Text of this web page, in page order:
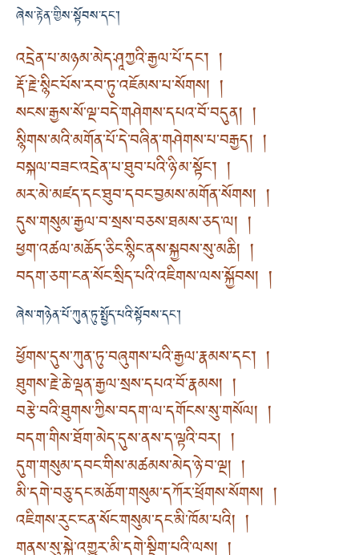
ཞེས་རྟེན་གྱིས་སྟོབས་དང་།
འདྲེན་པ་མཉམ་མེད་ཤཱཀྱའི་རྒྱལ་པོ་དང་། །
རྡོ་རྗེ་སྙིང་པོས་རབ་ཏུ་འཇོམས་པ་སོགས། །
སངས་རྒྱས་སོ་ལྔ་བདེ་གཤེགས་དཔའ་བོ་བདུན། །
སྙིགས་མའི་མགོན་པོ་དེ་བཞིན་གཤེགས་པ་བརྒྱད། །
བསྐལ་བཟང་འདྲེན་པ་ཐུབ་པའི་ཉི་མ་སྟོང་། །
མར་མེ་མཛད་དང་ཐུབ་དབང་བྱམས་མགོན་སོགས། །
དུས་གསུམ་རྒྱལ་བ་སྲས་བཅས་ཐམས་ཅད་ལ། །
ཕྱག་འཚལ་མཆོད་ཅིང་སྙིང་ནས་སྐྱབས་སུ་མཆི། །
བདག་ཅག་ངན་སོང་སྲིད་པའི་འཇིགས་ལས་སྐྱོབས། །
ཞེས་གཉེན་པོ་ཀུན་ཏུ་སྤྱོད་པའི་སྟོབས་དང་།
ཕྱོགས་དུས་ཀུན་ཏུ་བཞུགས་པའི་རྒྱལ་རྣམས་དང་། །
ཐུགས་རྗེ་ཆེ་ལྡན་རྒྱལ་སྲས་དཔའ་བོ་རྣམས། །
བརྩེ་བའི་ཐུགས་ཀྱིས་བདག་ལ་དགོངས་སུ་གསོལ། །
བདག་གིས་ཐོག་མེད་དུས་ནས་ད་ལྟའི་བར། །
དུག་གསུམ་དབང་གིས་མཚམས་མེད་ཉེ་བ་ལྔ། །
མི་དགེ་བཅུ་དང་མཆོག་གསུམ་དཀོར་ཕྲོགས་སོགས། །
འཇིགས་རུང་ངན་སོང་གསུམ་དང་མི་ཁོམ་པའི། །